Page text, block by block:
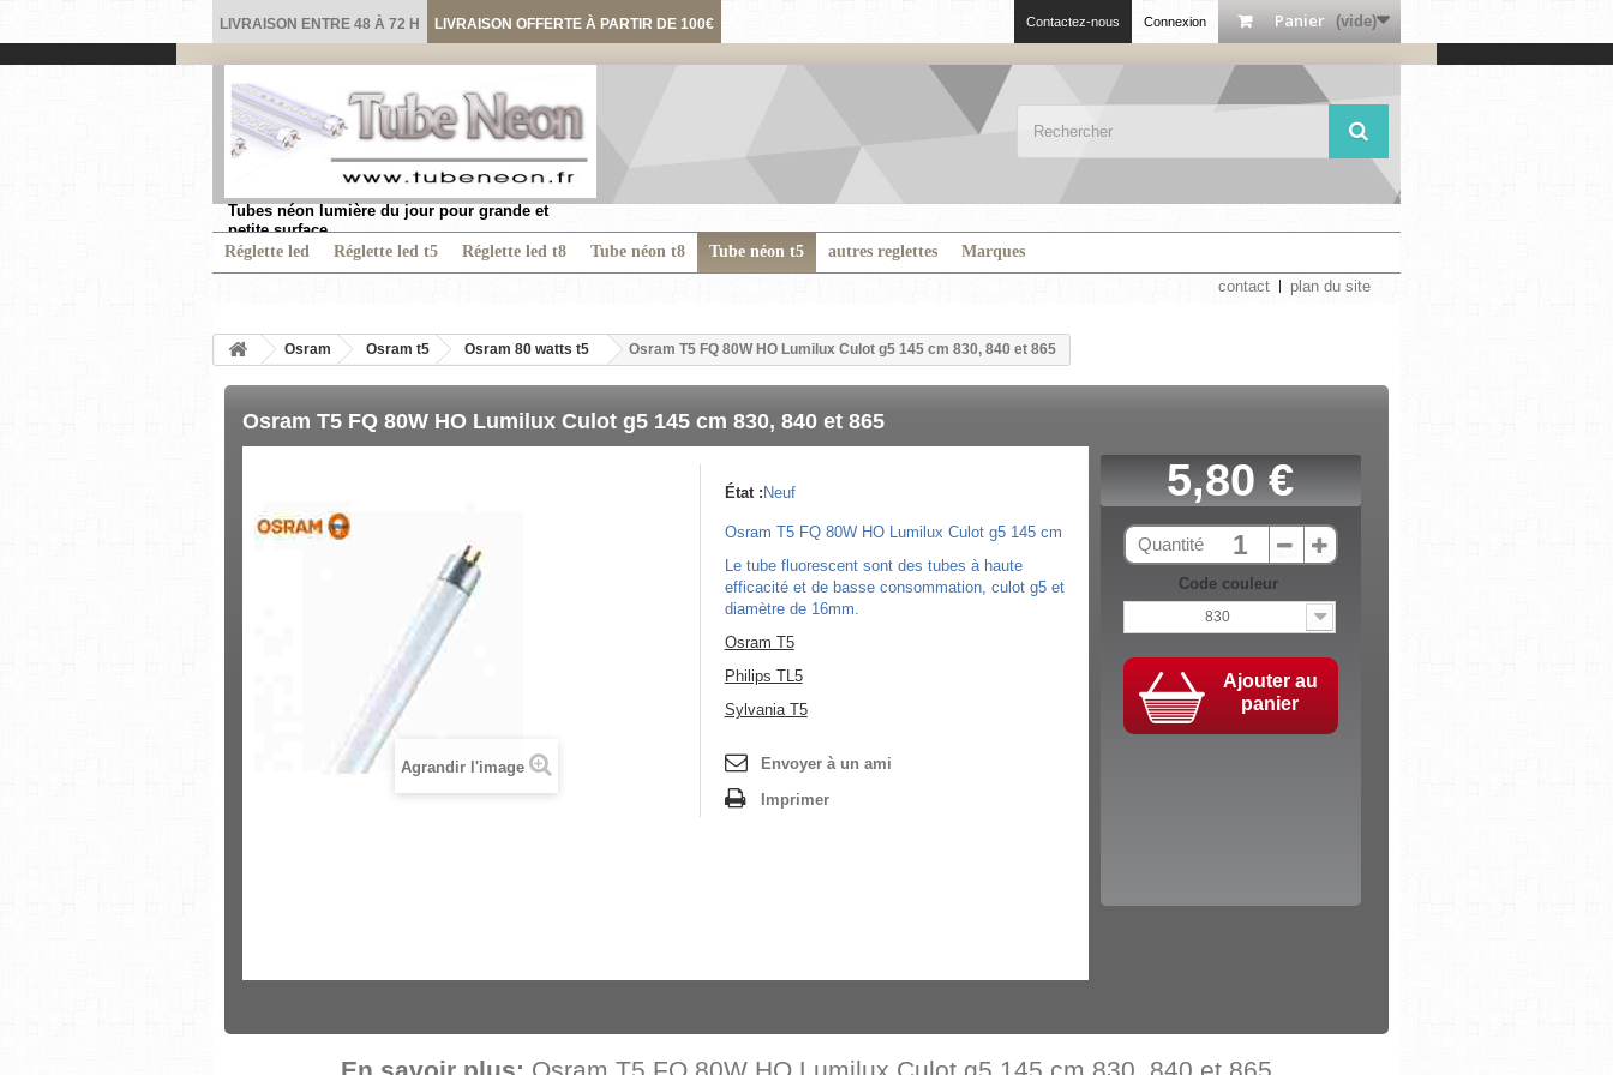
LIVRAISON ENTRE 48 À 72 H LIVRAISON OFFERTE À PARTIR DE 100€ Panier (vide)
Connexion
Contactez-nous
Tubes néon lumière du jour pour grande et
petite surface.
Réglette led
Réglette led t5 Réglette led t8 Tube néon t8 Tube néon t5 autres reglettes
Marques
contact
plan du site
Osram Osram t5 Osram 80 watts t5 Osram T5 FQ 80W HO Lumilux Culot g5 145 cm 830, 840 et 865
Osram T5 FQ 80W HO Lumilux Culot g5 145 cm 830, 840 et 865
Agrandir l'image
État : Neuf
Osram T5 FQ 80W HO Lumilux Culot g5 145 cm
Le tube fluorescent sont des tubes à haute
efficacité et de basse consommation, culot g5 et
diamètre de 16mm.
Osram T5
Philips TL5
Sylvania T5
Envoyer à un ami
Imprimer
5,80 €
Quantité
Code couleur
830
Ajouter au
panier